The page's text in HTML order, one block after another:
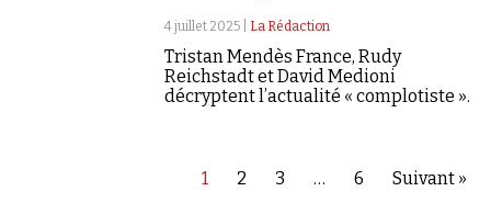
4 juillet 2025 | La Rédaction
Tristan Mendès France, Rudy
Reichstadt et David Medioni
décryptent l’actualité « complotiste ».
1 2 3 … 6 Suivant »